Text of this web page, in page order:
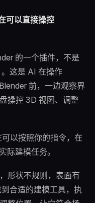
可以直接操控
的一个插件，不是
。这是 AI 在操作
前，一边观察界
操控 3D 视图、调整
以按照你的指令，在
际建模任务。
形状不规则，表面有
合适的建模工具，执